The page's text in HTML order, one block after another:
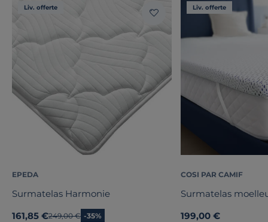
Liv. offerte
EPEDA
Surmatelas Harmonie
161,85 €Ancien prix
249,00 € -35%
Liv. offerte
COSI PAR CAMIF
Surmatelas
199,00 €